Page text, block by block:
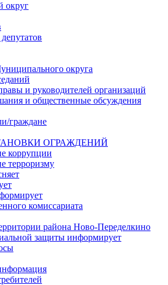
округ
округа
и руководителей организаций
и общественные обсуждения
граждане
ОГРАЖДЕНИЙ
коррупции
терроризму
комиссариата
района Ново-Переделкино
защиты информирует